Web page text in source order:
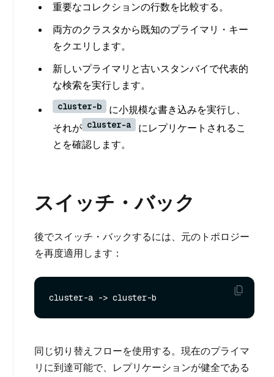
重要なコレクションの行数を比較する。
両方のクラスタから既知のプライマリ・キー
をクエリします。
新しいプライマリと古いスタンバイで代表的
な検索を実行します。
cluster-b
に小規模な書き込みを実行し、
それが cluster-a
にレプリケートされるこ
とを確認します。
スイッチ・バック
後でスイッチ・バックするには、元のトポロジー
を再度適用します：
同じ切り替えフローを使用する。現在のプライマ
リに到達可能で、レプリケーションが健全である